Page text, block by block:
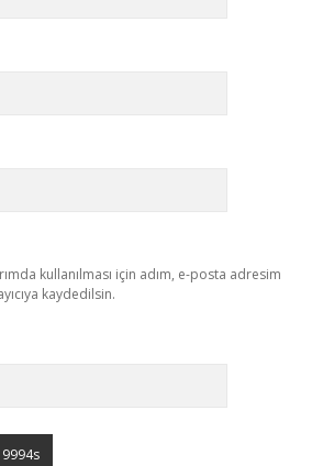
kullanılması için adım, e-posta adresim
kaydedilsin.